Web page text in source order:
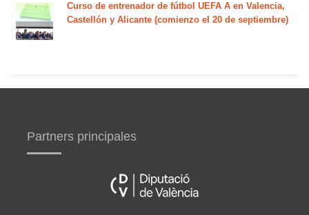
Curso de entrenador de fútbol UEFA A en Valencia,
Castellón y Alicante (comienzo el 20 de septiembre)
Partners principales